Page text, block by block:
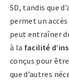
SD, tandis que
permet un
peut entraîner
à la facilité
conçus pour
que d’autres